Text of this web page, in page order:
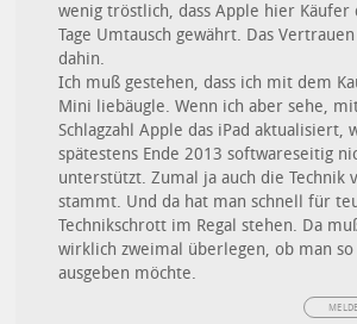
wenig tröstlich, dass Apple hier
Tage Umtausch gewährt. Das
dahin.
Ich muß gestehen, dass ich mit dem
Mini liebäugle. Wenn ich aber sehe,
Schlagzahl Apple das iPad aktualisiert,
spätestens Ende 2013 softwareseitig
unterstützt. Zumal ja auch die Technik
stammt. Und da hat man schnell für
Technikschrott im Regal stehen. Da
wirklich zweimal überlegen, ob man so
ausgeben möchte.